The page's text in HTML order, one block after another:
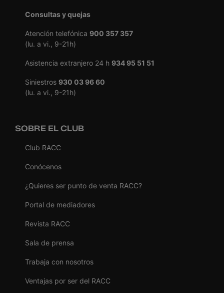
Consultas y quejas
Atención telefónica 900 357 357
(lu. a vi., 9-21h)
Asistencia extranjero 24 h 934 95 51 51
Siniestros 930 03 96 60
(lu. a vi., 9-21h)
SOBRE EL CLUB
Club RACC
Conócenos
¿Quieres ser punto de venta RACC?
Portal de mediadores
Revista RACC
Sala de prensa
Trabaja con nosotros
Ventajas por ser del RACC